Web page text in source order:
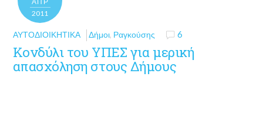
2011
ΑΥΤΟΔΙΟΙΚΗΤΙΚΆ Δήμοι, Ραγκούσης 6
Κονδύλι του ΥΠΕΣ για μερική
απασχόληση στους Δήμους